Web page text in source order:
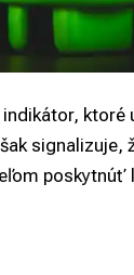
ktoré
signalizuje,